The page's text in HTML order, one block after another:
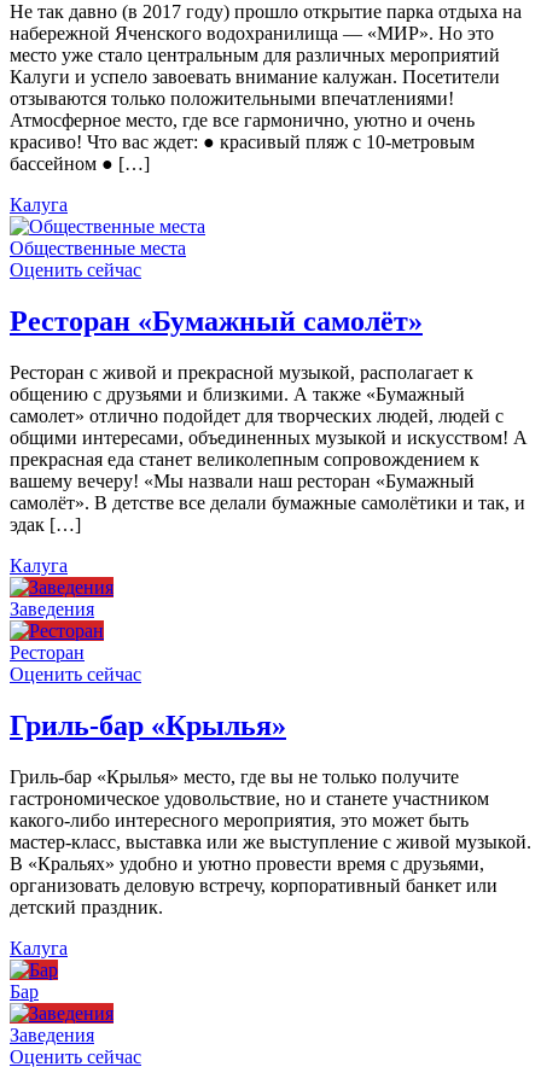
Не так давно (в 2017 году) прошло открытие парка отдыха на
набережной Яченского водохранилища — «МИР». Но это
место уже стало центральным для различных мероприятий
Калуги и успело завоевать внимание калужан. Посетители
отзываются только положительными впечатлениями!
Атмосферное место, где все гармонично, уютно и очень
красиво! Что вас ждет: ● красивый пляж с 10-метровым
бассейном ● […]
Калуга
Общественные места
Оценить сейчас
Ресторан «Бумажный самолёт»
Ресторан с живой и прекрасной музыкой, располагает к
общению с друзьями и близкими. А также «Бумажный
самолет» отлично подойдет для творческих людей, людей с
общими интересами, объединенных музыкой и искусством! А
прекрасная еда станет великолепным сопровождением к
вашему вечеру! «Мы назвали наш ресторан «Бумажный
самолёт». В детстве все делали бумажные самолётики и так, и
эдак […]
Калуга
Заведения
Ресторан
Оценить сейчас
Гриль-бар «Крылья»
Гриль-бар «Крылья» место, где вы не только получите
гастрономическое удовольствие, но и станете участником
какого-либо интересного мероприятия, это может быть
мастер-класс, выставка или же выступление с живой музыкой.
В «Кральях» удобно и уютно провести время с друзьями,
организовать деловую встречу, корпоративный банкет или
детский праздник.
Калуга
Бар
Заведения
Оценить сейчас